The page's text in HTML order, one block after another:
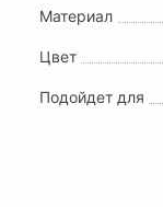
Материал
Цвет
Подойдет для